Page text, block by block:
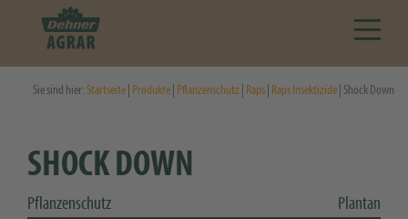
Sie sind hier:Startseite Produkte Pflanzenschutz Raps Raps Insektizide | Shock Down
SHOCK DOWN
Pflanzenschutz Plantan